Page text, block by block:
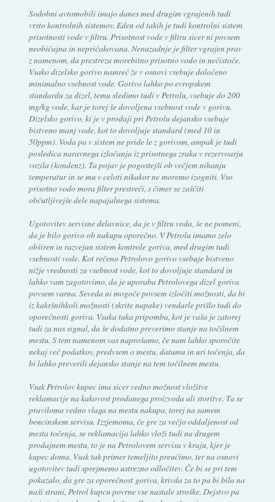
Sodobni avtomobili imajo danes med drugim vgrajenih tudi
vrsto kontrolnih sistemov. Eden od takih je tudi kontrolni sistem
prisotnosti vode v filtru. Prisotnost vode v filtru sicer ni povsem
neobičajna in nepričakovana. Nenazadnje je filter vgrajen prav
z namenom, da prestreza morebitno prisotno vodo in nečistoče.
Vsako dizelsko gorivo namreč že v osnovi vsebuje določeno
minimalno vsebnost vode. Gorivo lahko po evropskem
standardu za dizel, temu sledimo tudi v Petrolu, vsebuje do 200
mg/kg vode, kar je torej še dovoljena vsebnost vode v gorivu.
Dizelsko gorivo, ki je v prodaji pri Petrolu dejansko vsebuje
bistveno manj vode, kot to dovoljuje standard (med 10 in
50ppm). Voda pa v sistem ne pride le z gorivom, ampak je tudi
posledica naravnega izločanja iz prisotnega zraka v rezervoarju
vozila (kondenz). Ta pojav je pogostejši ob večjem nihanju
temperatur in se mu v celoti nikakor ne moremo izogniti. Vso
prisotno vodo mora filter prestreči, s čimer se zaščiti
občutljivejše dele napajalnega sistema.
Ugotovitev servisne delavnice, da je v filtru voda, še ne pomeni,
da je bilo gorivo ob nakupu oporečno. V Petrolu imamo zelo
obširen in razvejan sistem kontrole goriva, med drugim tudi
vsebnosti vode. Kot rečeno Petrolovo gorivo vsebuje bistveno
nižje vrednosti za vsebnost vode, kot to dovoljuje standard in
lahko vam zagotovimo, da je uporaba Petrolovega dizel goriva
povsem varna. Seveda ni mogoče povsem izločiti možnosti, da bi
iz kakršnihkoli možnosti (skrite napake) vendarle prišlo tudi do
oporečnosti goriva. Vsaka taka pripomba, kot je vaša je zatorej
tudi za nas signal, da še dodatno preverimo stanje na točilnem
mestu. S tem namenom vas naprošamo, če nam lahko sporočite
nekaj več podatkov, predvsem o mestu, datumu in uri točenja, da
bi lahko preverili dejansko stanje na tem točilnem mestu.
Vsak Petrolov kupec ima sicer vedno možnost vložitve
reklamacije na kakovost prodanega proizvoda ali storitve. Ta se
praviloma vedno vlaga na mestu nakupa, torej na samem
bencinskem servisu. Izzjemoma, če gre za večjo oddaljenost od
mesta točenja, se reklamacija lahko vloži tudi na drugem
prodajnem mestu, to je na Petrolovem servisu v kraju, kjer je
kupec doma. Vsak tak primer temeljito preučimo, ter na osnovi
ugotovitev tudi sprejmemo ustrezno odločitev. Če bi se pri tem
pokazalo, da gre za oporečnost goriva, krivda za to pa bi bila na
naši strani, Petrol kupcu povrne vse nastale stroške. Dejstvo pa